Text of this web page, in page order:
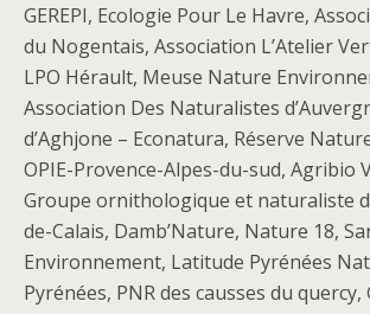
GEREPI, Ecologie Pour Le Havre,
du Nogentais, Association L’Atelier
LPO Hérault, Meuse Nature
Association Des Naturalistes
d’Aghjone – Econatura, Réserve
OPIE-Provence-Alpes-du-sud, Agribio
Groupe ornithologique et naturaliste
de-Calais, Damb’Nature, Nature 18,
Environnement, Latitude Pyrénées
Pyrénées, PNR des causses du quercy,